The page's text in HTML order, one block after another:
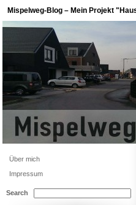
Mispelweg-Blog – Mein Projekt
Über mich
Impressum
Search